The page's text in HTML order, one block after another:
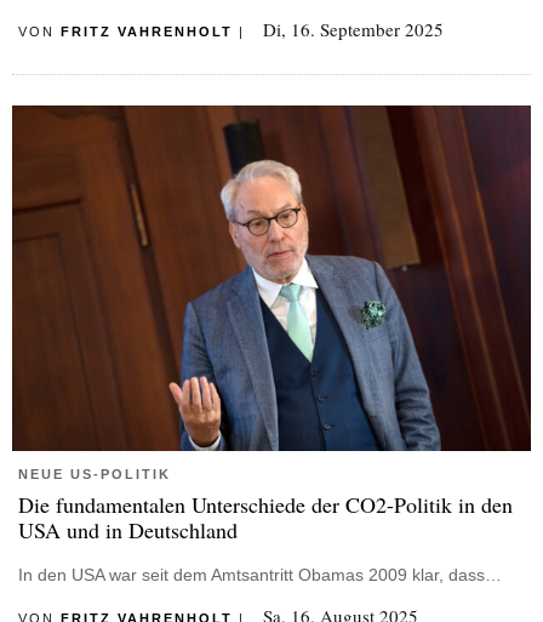
VON FRITZ VAHRENHOLT | Di, 16. September 2025
NEUE US-POLITIK
Die fundamentalen Unterschiede der CO2-Politik in den
USA und in Deutschland
In den USA war seit dem Amtsantritt Obamas 2009 klar, dass…
VON FRITZ VAHRENHOLT | Sa, 16. August 2025